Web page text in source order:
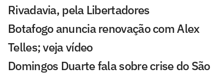
Rivadavia, pela Libertadores
Botafogo anuncia renovação com Alex
Telles; veja vídeo
Domingos Duarte fala sobre crise do São